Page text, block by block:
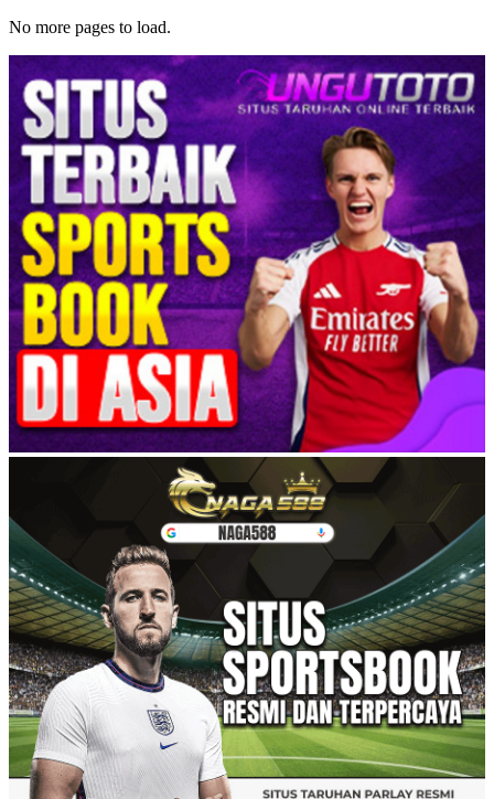
No more pages to load.